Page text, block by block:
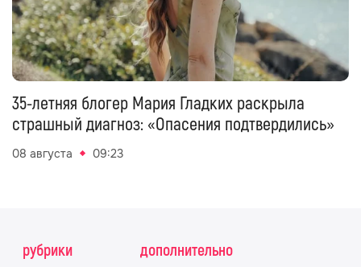
35-летняя блогер Мария Гладких раскрыла
страшный диагноз: «Опасения подтвердились»
08 августа 09:23
рубрики
дополнительно